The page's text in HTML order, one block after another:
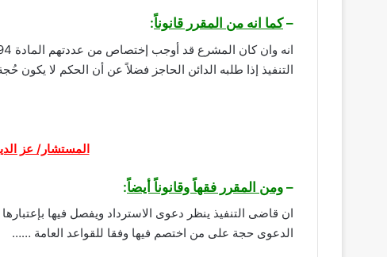
–كما انه من المقرر قانوناً:
التنفيذ إذا طلبه الدائن الحاجز فضلاً عن أن الحكم لا
المستشار/ عز
– ومن المقرر فقهاً وقانوناً أيضاً:
ان قاضى التنفيذ ينظر دعوى الاسترداد ويفصل فيها
الدعوى حجة على من اختصم فيها وفقا للقواعد العامة ……